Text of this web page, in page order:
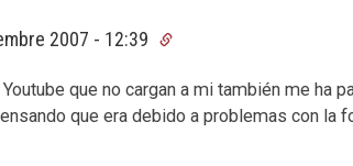
2007 - 12:39
que no cargan a mi también me ha
que era debido a problemas con la